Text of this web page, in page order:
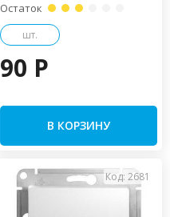
Остаток
шт.
90 P
В КОРЗИНУ
Код: 2681